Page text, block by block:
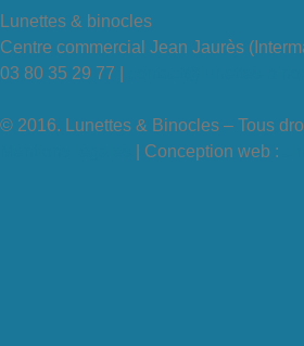
Lunettes & binocles
Centre commercial Jean Jaurès
03 80 35 29 77 |
© 2016. Lunettes & Binocles – Tous
| Conception web :